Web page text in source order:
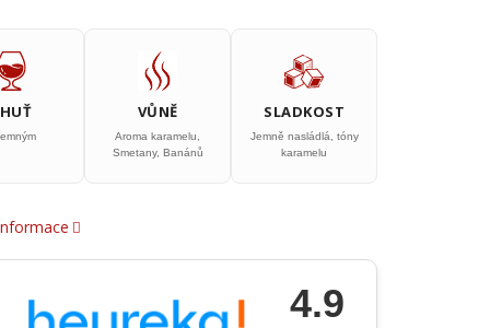
VŮNĚ
Aroma karamelu,
Smetany, Banánů
SLADKOST
Jemně nasládlá, tóny
karamelu
4.9